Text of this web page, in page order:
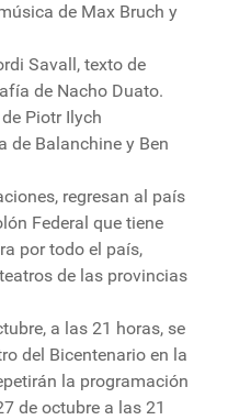
de Max Bruch y
Savall, texto de
de Nacho Duato.
Piotr Ilych
de Balanchine y Ben
regresan al país
Federal que tiene
por todo el país,
de las provincias
a las 21 horas, se
del Bicentenario en la
la programación
de octubre a las 21